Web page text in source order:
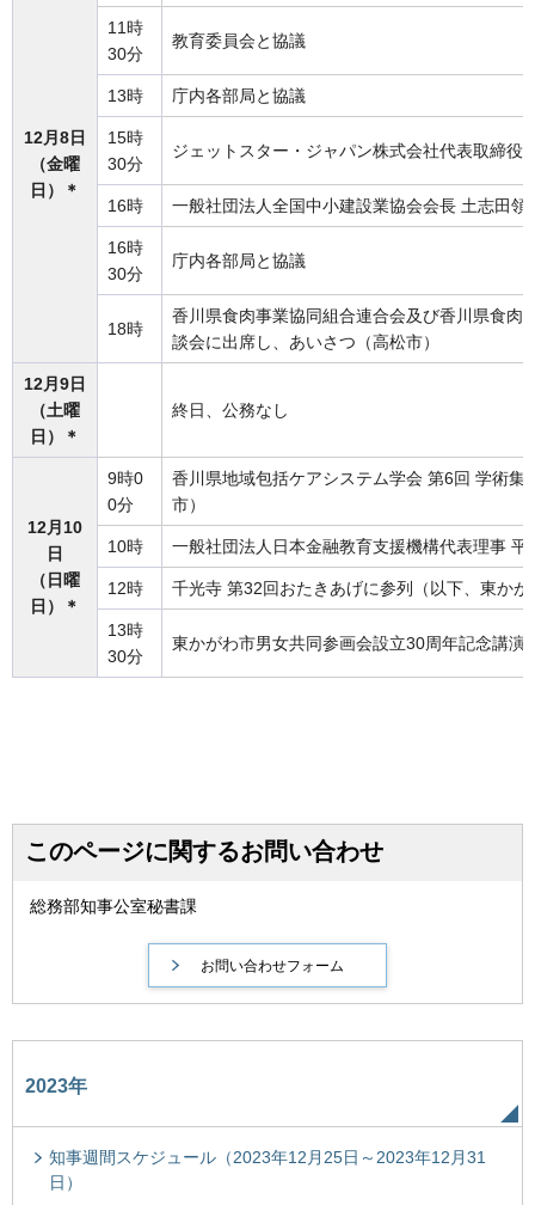
12月8日
（金曜
日）＊
11時
30分
教育委員会と協議
13時 庁内各部局と協議
15時
30分
ジェットスター・ジャパン株式会社代表取締役
16時 一般社団法人全国中小建設業協会会長 土志田領
16時
30分
庁内各部局と協議
18時
香川県食肉事業協同組合連合会及び香川県食肉
談会に出席し、あいさつ（高松市）
12月9日
（土曜
日）＊
終日、公務なし
12月10
日
（日曜
日）＊
9時0
0分
香川県地域包括ケアシステム学会 第6回 学術集
市）
10時 一般社団法人日本金融教育支援機構代表理事 平
12時 千光寺 第32回おたきあげに参列（以下、東かが
13時
30分
東かがわ市男女共同参画会設立30周年記念講演
このページに関するお問い合わせ
総務部知事公室秘書課
2023年
知事週間スケジュール（2023年12月25日～2023年12月31
日）